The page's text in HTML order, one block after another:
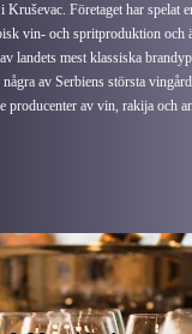
Kruševac. Företaget har spelat
vin- och spritproduktion och
landets mest klassiska
av Serbiens största
producenter av vin, rakija och